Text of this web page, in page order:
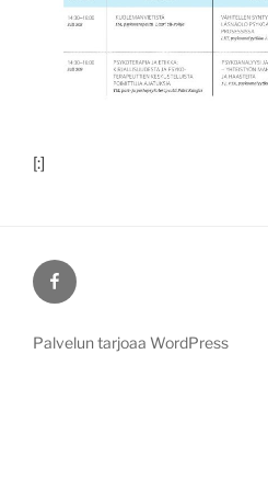
[:]
Facebook
Palvelun tarjoaa WordPress